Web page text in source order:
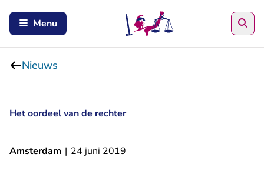
Menu
Nieuws
Het oordeel van de rechter
Amsterdam | 24 juni 2019